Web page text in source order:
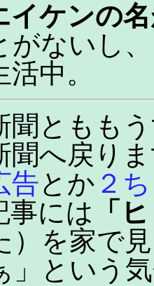
イケンの
がないし
中。
聞ともも
聞へ戻り
告とか ２
事には 「
）を家で
」という